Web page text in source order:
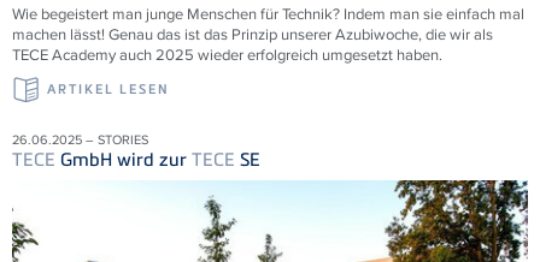
Wie begeistert man junge Menschen für Technik? Indem man sie einfach mal
machen lässt! Genau das ist das Prinzip unserer Azubiwoche, die wir als
TECEAcademy auch 2025 wieder erfolgreich umgesetzt haben.
ARTIKEL LESEN
26.06.2025 – STORIES
TECE GmbH wird zur TECE SE